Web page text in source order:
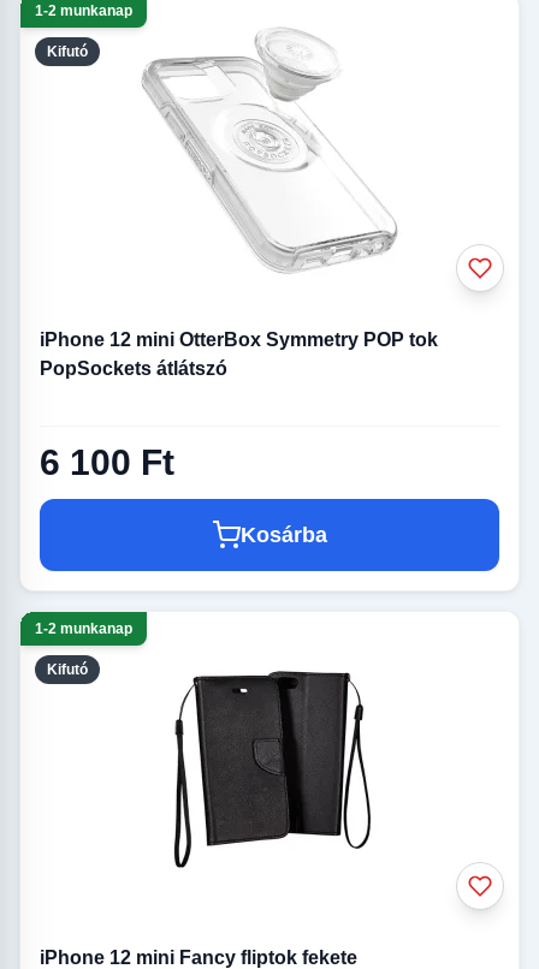
Kifutó
1-2 munkanap
iPhone 12 mini OtterBox Symmetry POP tok
PopSockets átlátszó
6 100 Ft
Kosárba
Kifutó
1-2 munkanap
iPhone 12 mini Fancy fliptok fekete